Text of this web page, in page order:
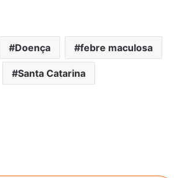
Doença febre maculosa
Santa Catarina